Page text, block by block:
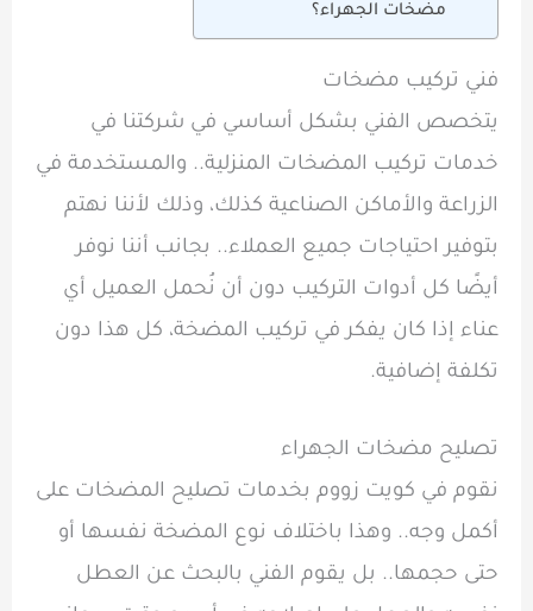
مضخات الجهراء؟
فني تركيب مضخات
يتخصص الفني بشكل أساسي في شركتنا في
خدمات تركيب المضخات المنزلية.. والمستخدمة في
الزراعة والأماكن الصناعية كذلك، وذلك لأننا نهتم
بتوفير احتياجات جميع العملاء.. بجانب أننا نوفر
أيضًا كل أدوات التركيب دون أن نُحمل العميل أي
عناء إذا كان يفكر في تركيب المضخة، كل هذا دون
تكلفة إضافية.
تصليح مضخات الجهراء
نقوم في كويت زووم بخدمات تصليح المضخات على
أكمل وجه.. وهذا باختلاف نوع المضخة نفسها أو
حتى حجمها.. بل يقوم الفني بالبحث عن العطل